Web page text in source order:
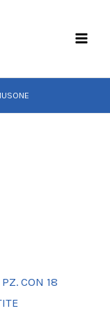
CON 18